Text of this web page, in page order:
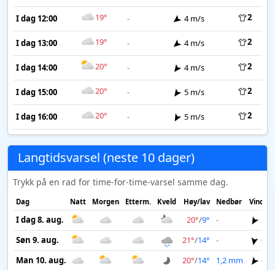
I dag 12:00 19° - 4 m/s 2
I dag 13:00 19° - 4 m/s 2
I dag 14:00 20° - 4 m/s 2
I dag 15:00 20° - 5 m/s 2
I dag 16:00 20° - 5 m/s 2
Langtidsvarsel (neste 10 dager)
Trykk på en rad for time-for-time-varsel samme dag.
Dag Natt Morgen Etterm. Kveld Høy/lav Nedbør Vind
I dag 8. aug. 20°/9° -
5
Søn 9. aug.
21°/14° -
6
Man 10. aug.
20°/14° 1,2 mm
6